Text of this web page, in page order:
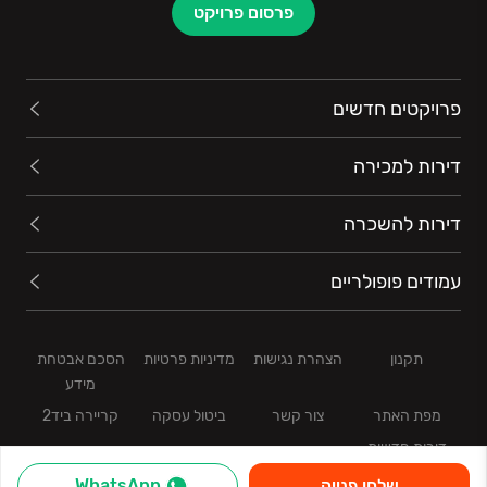
פרסום פרויקט
פרויקטים חדשים
דירות למכירה
דירות להשכרה
עמודים פופולריים
תקנון הצהרת נגישות מדיניות פרטיות
הסכם אבטחת
מידע
מפת האתר
צור קשר ביטול עסקה
קריירה ביד2
דירות חדשות